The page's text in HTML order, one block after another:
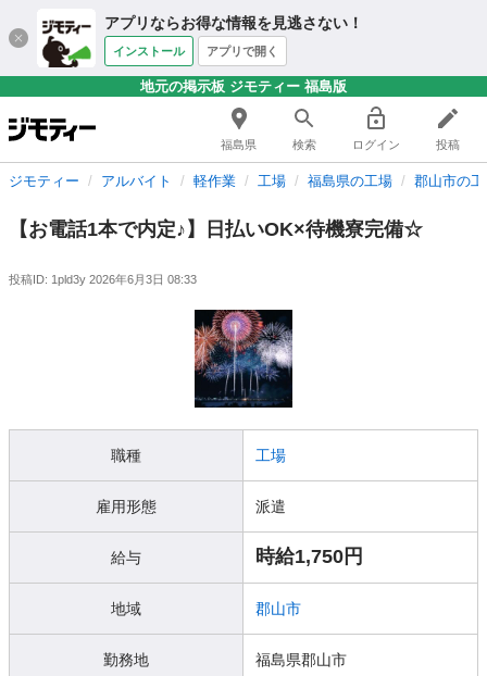
アプリならお得な情報を見逃さない！
インストール アプリで開く
地元の掲示板 ジモティー 福島版
福島県 検索 ログイン 投稿
ジモティー アルバイト 軽作業 工場 福島県の工場 郡山市の
【お電話1本で内定♪】日払いOK×待機寮完備☆
投稿ID: 1pld3y 2026年6月3日 08:33
職種 工場
雇用形態 派遣
給与 時給1,750円
地域 郡山市
勤務地 福島県郡山市